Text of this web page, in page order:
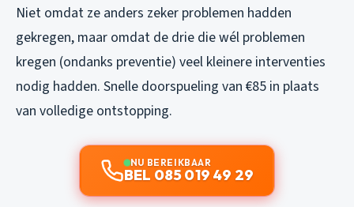
Niet omdat ze anders zeker problemen hadden
gekregen, maar omdat de drie die wél problemen
kregen (ondanks preventie) veel kleinere interventies
nodig hadden. Snelle doorspueling van €85 in plaats
van volledige ontstopping.
NU BEREIKBAAR
BEL 085 019 49 29